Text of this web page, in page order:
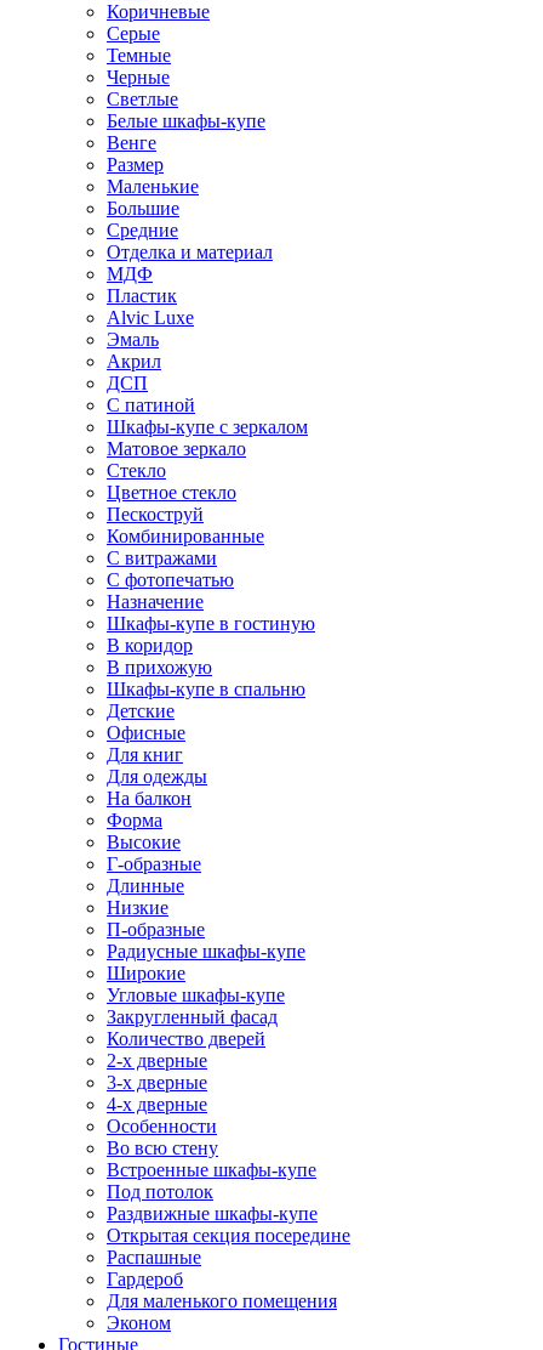
Коричневые
Серые
Темные
Черные
Светлые
Белые шкафы-купе
Венге
Размер
Маленькие
Большие
Средние
Отделка и материал
МДФ
Пластик
Alvic Luxe
Эмаль
Акрил
ДСП
С патиной
Шкафы-купе с зеркалом
Матовое зеркало
Стекло
Цветное стекло
Пескоструй
Комбинированные
С витражами
С фотопечатью
Назначение
Шкафы-купе в гостиную
В коридор
В прихожую
Шкафы-купе в спальню
Детские
Офисные
Для книг
Для одежды
На балкон
Форма
Высокие
Г-образные
Длинные
Низкие
П-образные
Радиусные шкафы-купе
Широкие
Угловые шкафы-купе
Закругленный фасад
Количество дверей
2-х дверные
3-х дверные
4-х дверные
Особенности
Во всю стену
Встроенные шкафы-купе
Под потолок
Раздвижные шкафы-купе
Открытая секция посередине
Распашные
Гардероб
Для маленького помещения
Эконом
Гостиные